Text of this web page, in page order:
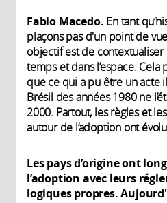
Fabio Macedo. En tant
plaçons pas d'un point de
objectif est de contextualiser
temps et dans l’espace.
que ce qui a pu être un acte
Brésil des années 1980 ne
2000. Partout, les règles et
autour de l’adoption ont
Les pays d’origine ont
l’adoption avec leurs
logiques propres.